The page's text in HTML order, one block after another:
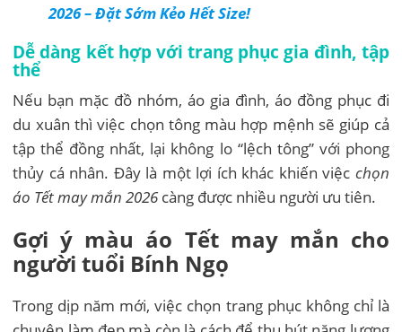
2026 – Đặt Sớm Kẻo Hết Size!
Dễ dàng kết hợp với trang phục gia đình, tập
thể
Nếu bạn mặc đồ nhóm, áo gia đình, áo đồng phục đi
du xuân thì việc chọn tông màu hợp mệnh sẽ giúp cả
tập thể đồng nhất, lại không lo “lệch tông” với phong
thủy cá nhân. Đây là một lợi ích khác khiến việc chọn
áo Tết may mắn 2026càng được nhiều người ưu tiên.
Gợi ý màu áo Tết may mắn cho
người tuổi Bính Ngọ
Trong dịp năm mới, việc chọn trang phục không chỉ là